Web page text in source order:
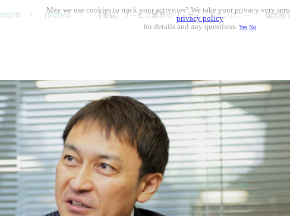
記事 HR2048 【後編】サービス業界のリーディングカンパニー ”理念
May we use cookies to track your activities? We take your privacy very
privacy policy
for details and any questions.Yes No